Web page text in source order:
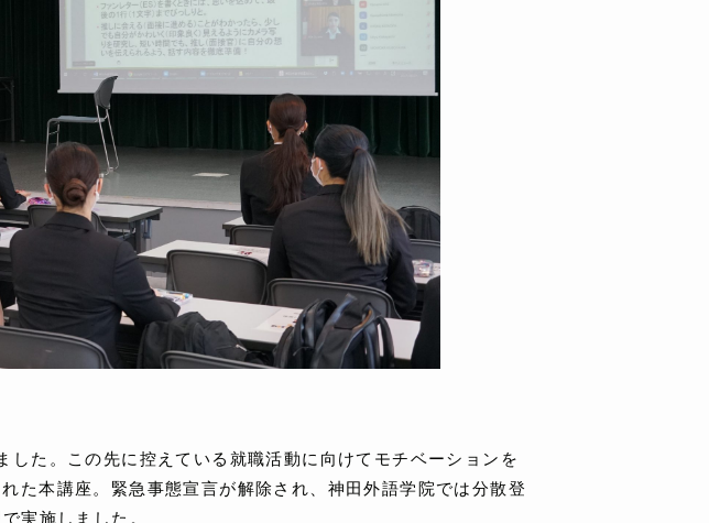
た。この先に控えている就職活動に向けてモチベーションを
た本講座。緊急事態宣言が解除され、神田外語学院では分散登
実施しました。